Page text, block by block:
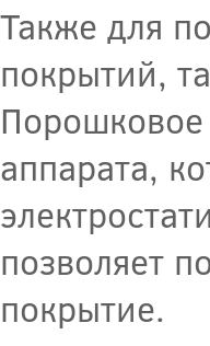
Также для
покрытий,
Порошковое
аппарата,
позволяет
покрытие.